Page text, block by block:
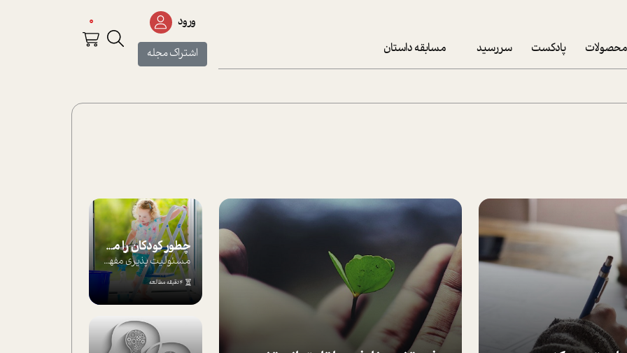
محصولات پادکست سررسید
تقویم دیواری
مسابقه داستان
ورود
اشتراک مجله
0
چطور کودکان را مسئولیت‌پذیر بار بیاورید؟
مسئولیت پذیری مفهومی ا ست که هر چه کودکت...
4 دقیقه مطالعه